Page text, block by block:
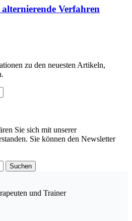
Verfahren
zu den neuesten Artikeln,
Sie sich mit unserer
Sie können den Newsletter
und Trainer